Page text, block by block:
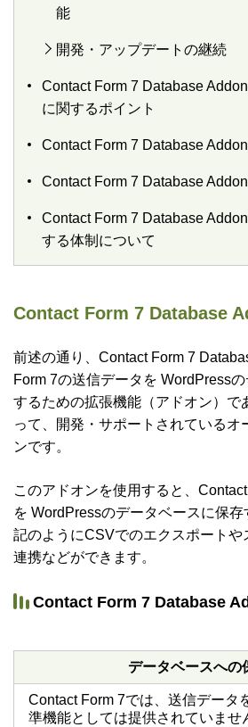
能
開発・アップデートの継続
Contact Form 7 Database
に関するポイント
Contact Form 7 Database
Contact Form 7 Database
Contact Form 7 Database
する体制について
Contact Form 7 Database
前述の通り、Contact Form 7
Form 7の送信データを WordPress
するための拡張機能（アドオン）で
って、開発・サポートされているオ
ンです。
このアドオンを使用すると、
を WordPressのデータベースに保
記のようにCSVでのエクスポートや
連携などができます。
Contact Form 7 Database
データベースへの
Contact Form 7では、送信データ
準機能としては提供されていませ